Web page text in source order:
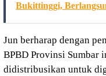
Bukittinggi,
Jun berharap dengan
BPBD Provinsi Sumbar
didistribusikan untuk